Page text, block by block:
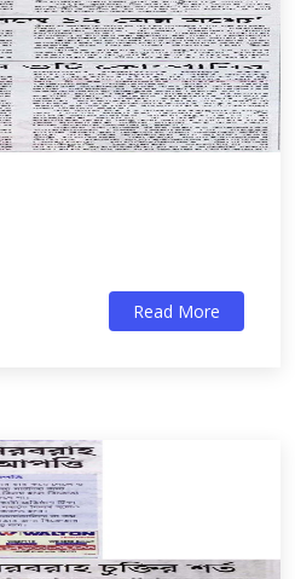
Read More